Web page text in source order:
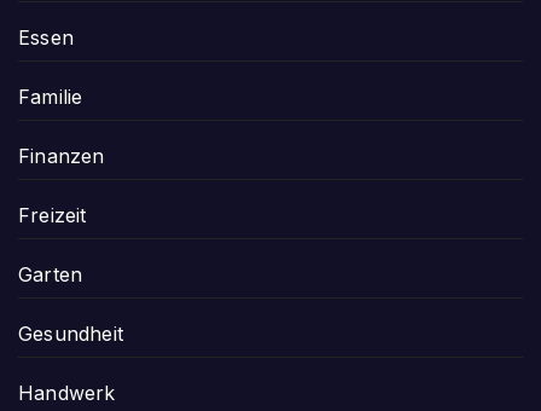
Essen
Familie
Finanzen
Freizeit
Garten
Gesundheit
Handwerk